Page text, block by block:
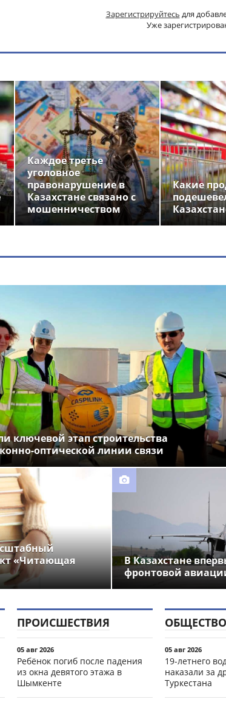
Зарегистрируйтесь для
Уже
Каждое третье
уголовное
правонарушение в
Казахстане связано с
мошенничеством
Какие
ключевой этап строительства
оптической линии связи
«Читающая
В Казахстане
фронтовой
ПРОИСШЕСТВИЯ
05 авг 2026
Ребёнок погиб после падения
из окна девятого этажа в
Шымкенте
ОБЩЕСТВО
05 авг 2026
19-летнего
наказали за
Туркестана